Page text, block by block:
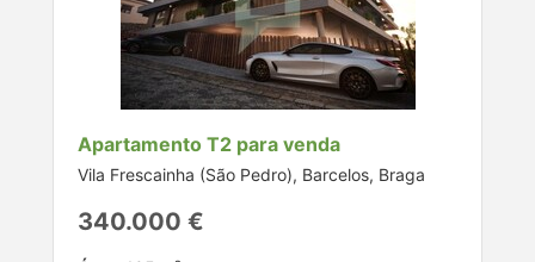
Apartamento T2 para venda
Vila Frescainha (São Pedro), Barcelos, Braga
340.000 €